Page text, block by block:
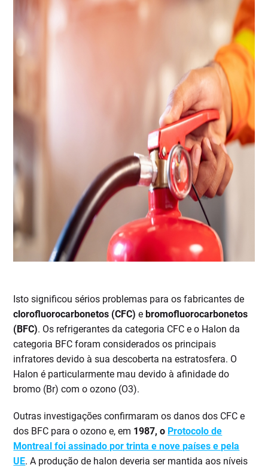
Isto significou sérios problemas para os fabricantes de
clorofluorocarbonetos (CFC) ebromofluorocarbonetos
(BFC). Os refrigerantes da categoria CFC e o Halon da
categoria BFC foram considerados os principais
infratores devido à sua descoberta na estratosfera. O
Halon é particularmente mau devido à afinidade do
bromo (Br) com o ozono (O3).
Outras investigações confirmaram os danos dos CFC e
dos BFC para o ozono e, em 1987, o Protocolo de
Montreal foi assinado por trinta e nove países e pela
UE. A produção de halon deveria ser mantida aos níveis